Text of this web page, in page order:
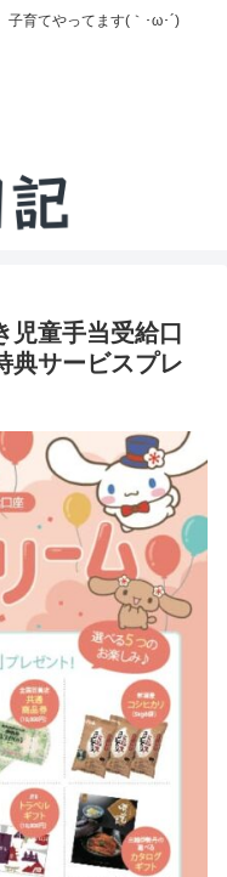
子育てやってます(｀･ω･´)
児童手当受給口
典サービスプレ